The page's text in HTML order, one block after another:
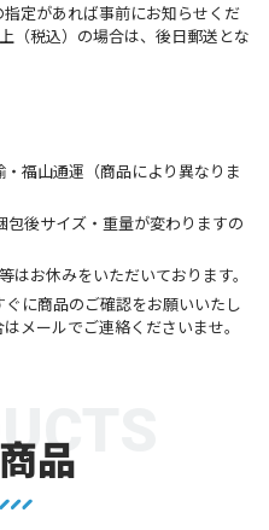
定があれば事前にお知らせくだ
（税込）の場合は、後日郵送とな
福山通運（商品により異なりま
包後サイズ・重量が変わりますの
はお休みをいただいております。
に商品のご確認をお願いいたし
メールでご連絡くださいませ。
品